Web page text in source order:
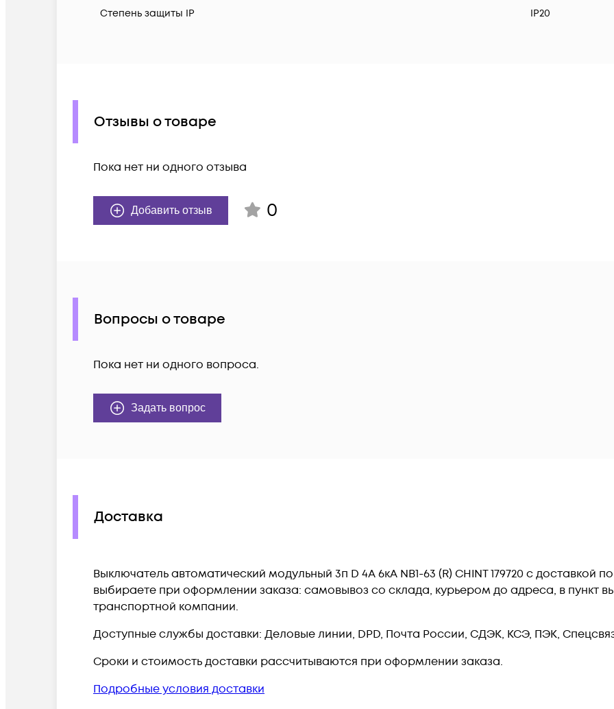
Степень защиты IP IP20
Отзывы о товаре
Пока нет ни одного отзыва
Добавить отзыв 0
Вопросы о товаре
Пока нет ни одного вопроса.
Задать вопрос
Доставка
Выключатель автоматический модульный 3п D 4А 6кА NB1-63 (R) CHINT 179720 c доставкой
выбираете при оформлении заказа: самовывоз со склада, курьером до адреса, в пункт
транспортной компании.
Доступные службы доставки: Деловые линии, DPD, Почта России, СДЭК, КСЭ, ПЭК,
Сроки и стоимость доставки рассчитываются при оформлении заказа.
Подробные условия доставки